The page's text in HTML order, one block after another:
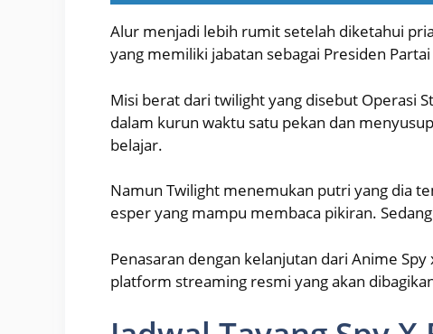
Alur menjadi lebih rumit setelah diketahui
yang memiliki jabatan sebagai Presiden
Misi berat dari twilight yang disebut Operasi
dalam kurun waktu satu pekan dan
belajar.
Namun Twilight menemukan putri yang dia
esper yang mampu membaca pikiran.
Penasaran dengan kelanjutan dari Anime
platform streaming resmi yang akan